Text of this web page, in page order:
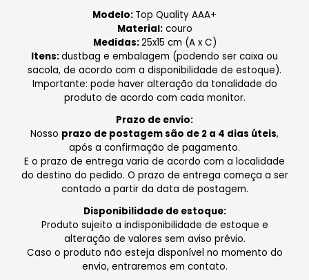
Modelo: Top Quality AAA+
Material:couro
Medidas:25x15 cm (A x C)
Itens:dustbag e embalagem (podendo ser caixa ou
sacola, de acordo com a disponibilidade de estoque).
Importante: pode haver alteração da tonalidade do
produto de acordo com cada monitor.
Prazo de envio:
Nosso prazo de postagem são de 2 a 4 dias úteis,
após a confirmação de pagamento.
E o prazo de entrega varia de acordo com a localidade
do destino do pedido. O prazo de entrega começa a ser
contado a partir da data de postagem.
Disponibilidade de estoque:
Produto sujeito a indisponibilidade de estoque e
alteração de valores sem aviso prévio.
Caso o produto não esteja disponível no momento do
envio, entraremos em contato.